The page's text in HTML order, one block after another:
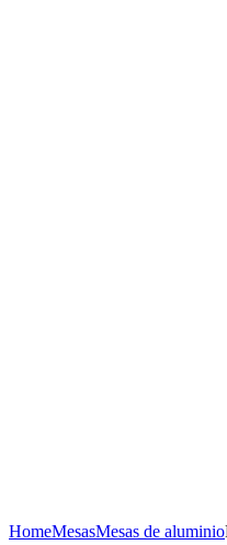
HomeMesasMesas de aluminio